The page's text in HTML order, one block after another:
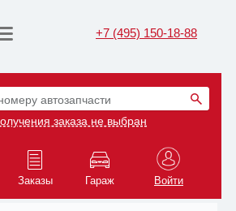
+7 (495) 150-18-88
автозапчасти
заказа не выбран
Заказы Гараж Войти